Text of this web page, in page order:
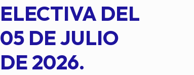
ELECTIVA DEL
05 DE JULIO
DE 2026.